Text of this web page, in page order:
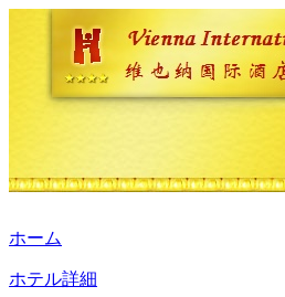
ホーム
ホテル詳細